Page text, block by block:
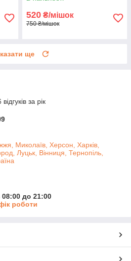
520 ₴/мішок
750 ₴/мішок
ще
за рік
Миколаїв, Херсон, Харків,
Луцьк, Вінниця, Тернопіль,
до 21:00
роботи